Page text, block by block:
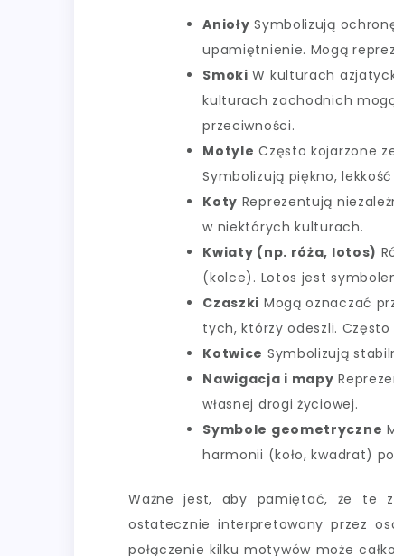
Anioły Symbolizują
upamiętnienie. Mogą
Smoki W kulturach
kulturach zachodnich
przeciwności.
Motyle Często kojarzone
Symbolizują piękno,
Koty Reprezentują
w niektórych kulturach.
Kwiaty (np. róża, lotos)
(kolce). Lotos jest
Czaszki Mogą oznaczać
tych, którzy odeszli.
Kotwice Symbolizują
Nawigacja i mapy
własnej drogi życiowej.
Symbole geometryczne
harmonii (koło, kwadrat)
Ważne jest, aby pamiętać, że te
ostatecznie interpretowany przez
połączenie kilku motywów może